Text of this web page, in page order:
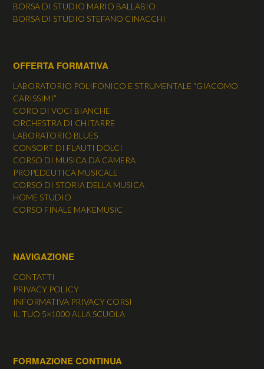
BORSA DI STUDIO MARIO BALLABIO
BORSA DI STUDIO STEFANO CINACCHI
OFFERTA FORMATIVA
LABORATORIO POLIFONICO E STRUMENTALE “GIACOMO
CARISSIMI”
CORO DI VOCI BIANCHE
ORCHESTRA DI CHITARRE
LABORATORIO BLUES
CONSORT DI FLAUTI DOLCI
CORSO DI MUSICA DA CAMERA
PROPEDEUTICA MUSICALE
CORSO DI STORIA DELLA MUSICA
HOME STUDIO
CORSO FINALE MAKEMUSIC
NAVIGAZIONE
CONTATTI
PRIVACY POLICY
INFORMATIVA PRIVACY CORSI
IL TUO 5×1000 ALLA SCUOLA
FORMAZIONE CONTINUA